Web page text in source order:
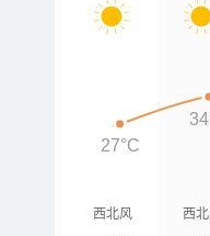
西北风 西
27°C